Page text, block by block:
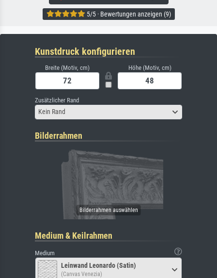
5/5 · Bewertungen anzeigen (9)
Kunstdruck konfigurieren
Breite (Motiv, cm) Höhe (Motiv, cm)
Zusätzlicher Rand
Kein Rand
Bilderrahmen
Medium & Keilrahmen
Medium
Leinwand Leonardo (Satin)
(Canvas Venezia)